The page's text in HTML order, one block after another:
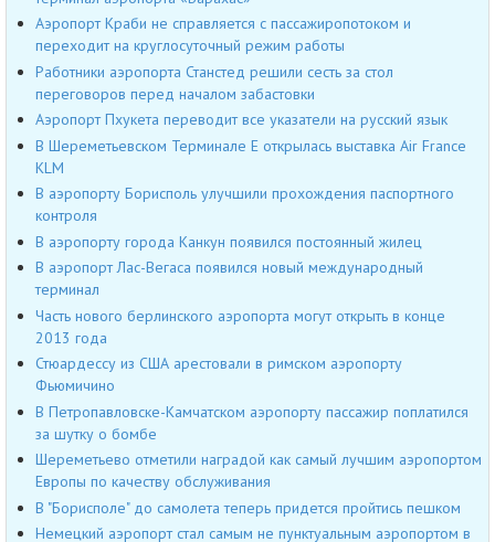
Аэропорт Краби не справляется с пассажиропотоком и
переходит на круглосуточный режим работы
Работники аэропорта Станстед решили сесть за стол
переговоров перед началом забастовки
Аэропорт Пхукета переводит все указатели на русский язык
В Шереметьевском Терминале Е открылась выставка Air France
KLM
В аэропорту Борисполь улучшили прохождения паспортного
контроля
В аэропорту города Канкун появился постоянный жилец
В аэропорт Лас-Вегаса появился новый международный
терминал
Часть нового берлинского аэропорта могут открыть в конце
2013 года
Стюардессу из США арестовали в римском аэропорту
Фьюмичино
В Петропавловске-Камчатском аэропорту пассажир поплатился
за шутку о бомбе
Шереметьево отметили наградой как самый лучшим аэропортом
Европы по качеству обслуживания
В "Борисполе" до самолета теперь придется пройтись пешком
Немецкий аэропорт стал самым не пунктуальным аэропортом в